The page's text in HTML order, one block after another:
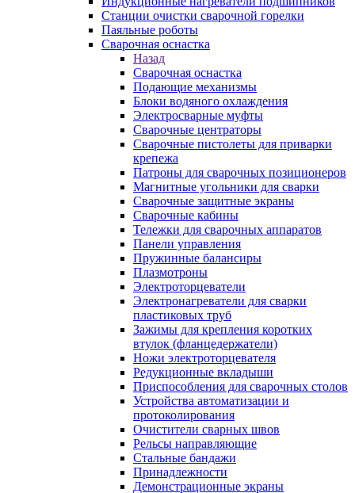
Станции очистки сварочной горелки
Паяльные роботы
Сварочная оснастка
Назад
Сварочная оснастка
Подающие механизмы
Блоки водяного охлаждения
Электросварные муфты
Сварочные центраторы
Сварочные пистолеты для приварки
крепежа
Патроны для сварочных позиционеров
Магнитные угольники для сварки
Сварочные защитные экраны
Сварочные кабины
Тележки для сварочных аппаратов
Панели управления
Пружинные балансиры
Плазмотроны
Электроторцеватели
Электронагреватели для сварки
пластиковых труб
Зажимы для крепления коротких
втулок (фланцедержатели)
Ножи электроторцевателя
Редукционные вкладыши
Приспособления для сварочных столов
Устройства автоматизации и
протоколирования
Очистители сварных швов
Рельсы направляющие
Стальные бандажи
Принадлежности
Демонстрационные экраны